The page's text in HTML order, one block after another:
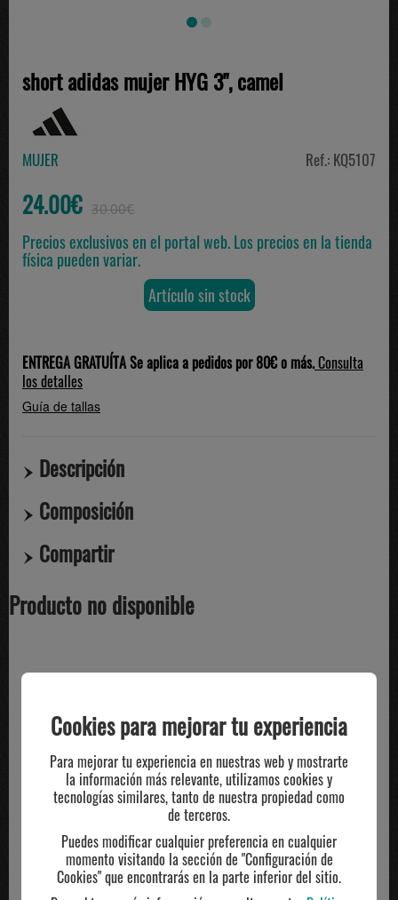
short adidas mujer HYG 3", camel
MUJER Ref.: KQ5107
24.00€ 30.00€
Precios exclusivos en el portal web. Los precios en la tienda
física pueden variar.
Artículo sin stock
ENTREGA GRATUÍTA Se aplica a pedidos por 80€ o más.Consulta
los detalles
Guía de tallas
Descripción
Composición
Compartir
Producto no disponible
TE PUEDE INTERESAR
Cookies para mejorar tu experiencia
Para mejorar tu experiencia en nuestras web y mostrarte
la información más relevante, utilizamos cookies y
tecnologías similares, tanto de nuestra propiedad como
de terceros.
Puedes modificar cualquier preferencia en cualquier
momento visitando la sección de "Configuración de
Cookies" que encontrarás en la parte inferior del sitio.